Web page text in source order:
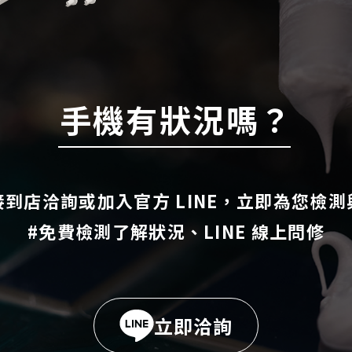
手機有狀況嗎？
店洽詢或加入官方 LINE，立即為您檢
#免費檢測了解狀況、LINE 線上問修
立即洽詢